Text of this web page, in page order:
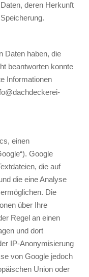
deren Herkunft
Daten haben, die
beantworten konnte
Informationen
einen
Google
die auf
die eine Analyse
Die
über Ihre
Regel an einen
und dort
IP-Anonymisierung
von Google jedoch
Union oder